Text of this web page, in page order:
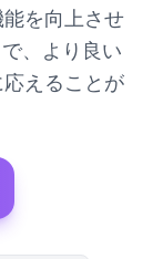
を向上させ
、より良い
えることが